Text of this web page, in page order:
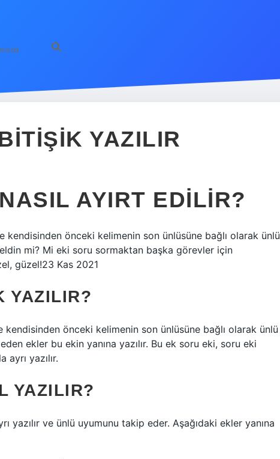
YAZILIR
AYIRT EDILIR?
kendisinden önceki kelimenin son ünlüsüne bağlı olarak ünlü
mi? Mi eki soru sormaktan başka görevler için
güzel!23 Kas 2021
YAZILIR?
kendisinden önceki kelimenin son ünlüsüne bağlı olarak ünlü
ekler bu ekin yanına yazılır. Bu ek soru eki, soru eki
ayrı yazılır.
YAZILIR?
yazılır ve ünlü uyumunu takip eder. Aşağıdaki ekler yanına